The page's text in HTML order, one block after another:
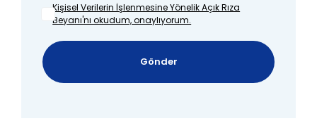
Kişisel Verilerin İşlenmesineYönelik Açık Rıza
Beyanı'nı okudum, onaylıyorum.
Gönder